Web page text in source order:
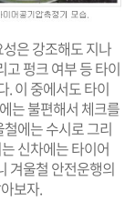
은 강조해도 지나
고 펑크 여부 등 타이
. 이 중에서도 타이
는 불편해서 체크를
에는 수시로 그리
신차에는 타이어
겨울철 안전운행의
보자.